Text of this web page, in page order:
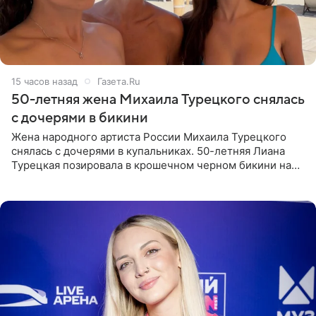
15 часов назад Газета.Ru
50-летняя жена Михаила Турецкого снялась
с дочерями в бикини
Жена народного артиста России Михаила Турецкого
снялась с дочерями в купальниках. 50-летняя Лиана
Турецкая позировала в крошечном черном бикини на